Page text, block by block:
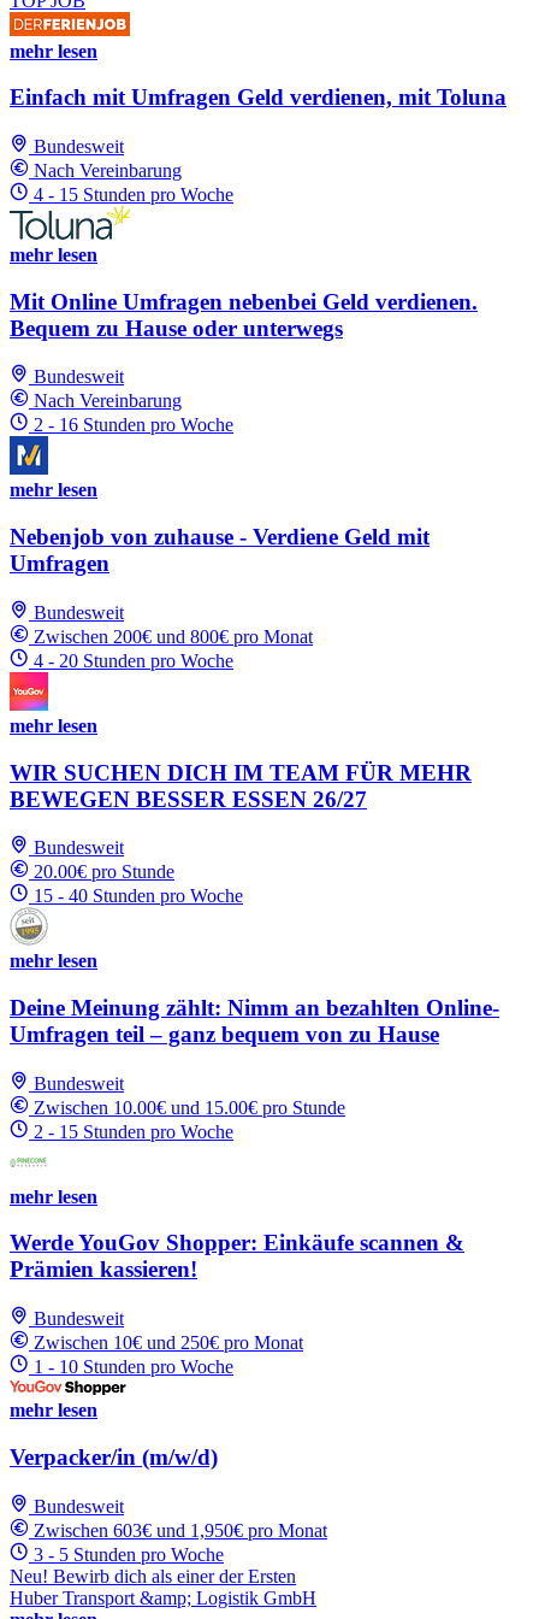
mehr lesen
Einfach mit Umfragen Geld verdienen, mit Toluna
Bundesweit
Nach Vereinbarung
4 - 15 Stunden pro Woche
mehr lesen
Mit Online Umfragen nebenbei Geld verdienen.
Bequem zu Hause oder unterwegs
Bundesweit
Nach Vereinbarung
2 - 16 Stunden pro Woche
mehr lesen
Nebenjob von zuhause - Verdiene Geld mit
Umfragen
Bundesweit
Zwischen 200€ und 800€ pro Monat
4 - 20 Stunden pro Woche
mehr lesen
WIR SUCHEN DICH IM TEAM FÜR MEHR
BEWEGEN BESSER ESSEN 26/27
Bundesweit
20.00€ pro Stunde
15 - 40 Stunden pro Woche
mehr lesen
Deine Meinung zählt: Nimm an bezahlten Online-
Umfragen teil – ganz bequem von zu Hause
Bundesweit
Zwischen 10.00€ und 15.00€ pro Stunde
2 - 15 Stunden pro Woche
mehr lesen
Werde YouGov Shopper: Einkäufe scannen &
Prämien kassieren!
Bundesweit
Zwischen 10€ und 250€ pro Monat
1 - 10 Stunden pro Woche
mehr lesen
Verpacker/in (m/w/d)
Bundesweit
Zwischen 603€ und 1,950€ pro Monat
3 - 5 Stunden pro Woche
Neu! Bewirb dich als einer der Ersten
Huber Transport &amp; Logistik GmbH